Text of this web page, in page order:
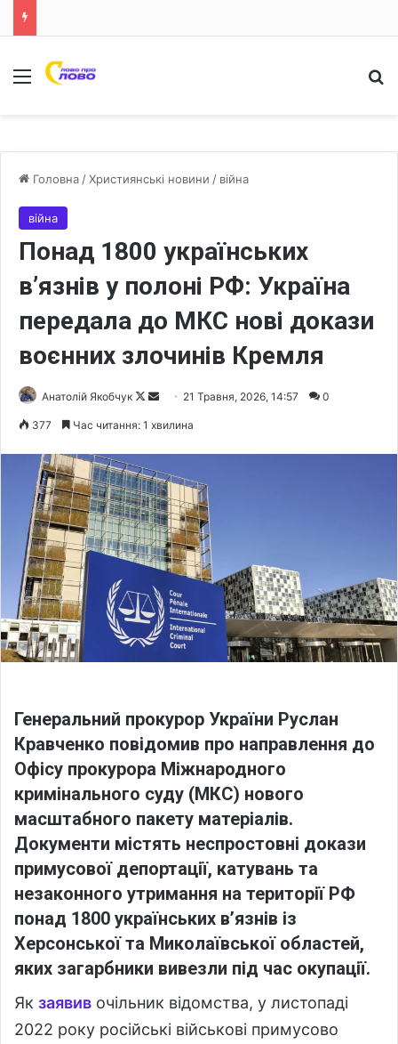
Меню
Головна /Християнські новини / війна
війна
Понад 1800 українських
в’язнів у полоні РФ: Україна
передала до МКС нові докази
воєнних злочинів Кремля
Анатолій Якобчук
F
o
w
o
n
X
a
n
e
m
a
i
l
21 Травня, 2026, 14:57 0
377 Час читання: 1 хвилина
Генеральний прокурор України Руслан
Кравченко повідомив про направлення до
Офісу прокурора Міжнародного
кримінального суду (МКС) нового
масштабного пакету матеріалів.
Документи містять неспростовні докази
примусової депортації, катувань та
незаконного утримання на території РФ
понад 1800 українських в’язнів із
Херсонської та Миколаївської областей,
яких загарбники вивезли під час окупації.
Як заявив очільник відомства, у листопаді
2022 року російські військові примусово